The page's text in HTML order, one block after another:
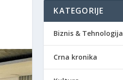
KATEGORIJE
Biznis & Tehnologija
Crna kronika